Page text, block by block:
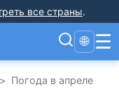
все страны.
🌐 ☰
> Погода в апреле